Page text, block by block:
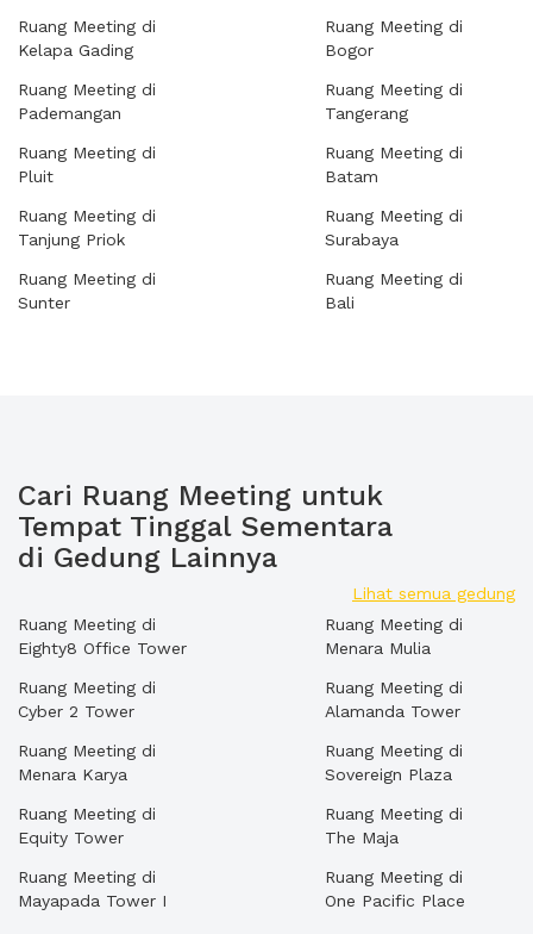
Ruang Meeting di
Kelapa Gading
Ruang Meeting di
Pademangan
Ruang Meeting di
Pluit
Ruang Meeting di
Tanjung Priok
Ruang Meeting di
Sunter
Ruang Meeting di
Bogor
Ruang Meeting di
Tangerang
Ruang Meeting di
Batam
Ruang Meeting di
Surabaya
Ruang Meeting di
Bali
Cari Ruang Meeting untuk
Tempat Tinggal Sementara
di Gedung Lainnya
Lihat semua gedung
Ruang Meeting di
Eighty8 Office Tower
Ruang Meeting di
Cyber 2 Tower
Ruang Meeting di
Menara Karya
Ruang Meeting di
Equity Tower
Ruang Meeting di
Mayapada Tower I
Ruang Meeting di
Menara Mulia
Ruang Meeting di
Alamanda Tower
Ruang Meeting di
Sovereign Plaza
Ruang Meeting di
The Maja
Ruang Meeting di
One Pacific Place